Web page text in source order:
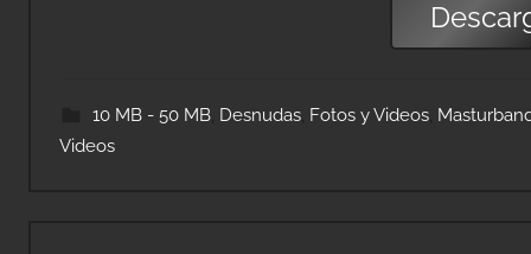
10 MB - 50 MB, Desnudas, Fotos y Videos,
Videos